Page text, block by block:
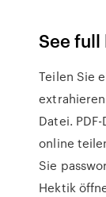
See
Teilen Sie
Datei.
online
Sie
Hektik